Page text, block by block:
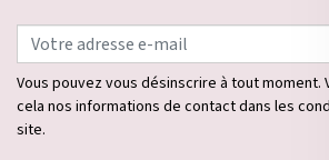
Vous pouvez vous désinscrire à tout moment.
cela nos informations de contact dans les
site.